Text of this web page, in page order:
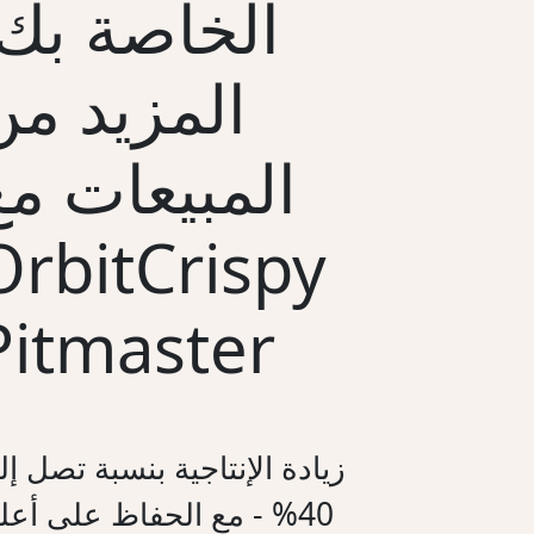
الخاصة
المزيد
المبيعات
زيادة الإنتاجية بنسبة تصل
40% - مع الحفاظ على